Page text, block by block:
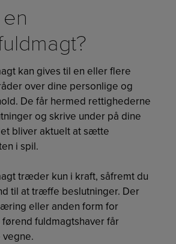
kan gives til en eller flere
over dine personlige og
De får hermed rettighederne
og skrive under på dine
bliver aktuelt at sætte
i spil.
træder kun i kraft, såfremt du
til at træffe beslutninger. Der
eller anden form for
fuldmagtshaver får